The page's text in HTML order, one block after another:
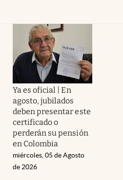
Ya es oficial | En
agosto, jubilados
deben presentar este
certificado o
perderán su pensión
en Colombia
miércoles, 05 de Agosto
de 2026